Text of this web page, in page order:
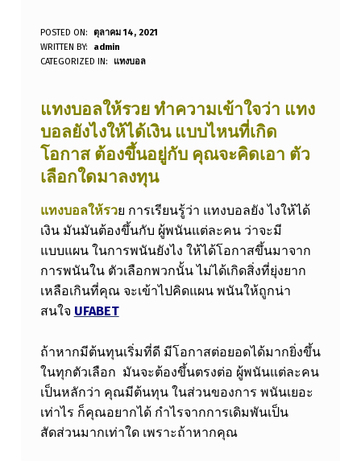
แ
ท
บ
อ
ล
ห้
ร
ว
ย
ร
ว
ม
สุ
ด
POSTED ON:
ตุลาคม 14, 2021
WRITTEN BY:
admin
CATEGORIZED IN:
แทงบอล
แทงบอลให้รวย ทำความเข้าใจว่า แทง
บอลยังไงให้ได้เงิน แบบไหนที่เกิด
โอกาส ต้องขึ้นอยู่กับ คุณจะคิดเอา ตัว
เลือกใดมาลงทุน
แทงบอลให้รวย การเรียนรู้ว่า แทงบอลยัง ไงให้ได้
เงิน มันมันต้องขึ้นกับ ผู้พนันแต่ละคน ว่าจะมี
แบบแผน ในการพนันยังไง ให้ได้โอกาสขึ้นมาจาก
การพนันใน ตัวเลือกพวกนั้น ไม่ได้เกิดสิ่งที่ยุ่งยาก
เหลือเกินที่คุณ จะเข้าไปคิดแผน พนันให้ถูกน่า
สนใจ UFABET
ถ้าหากมีต้นทุนเริ่มที่ดี มีโอกาสต่อยอดได้มากยิ่งขึ้น
ในทุกตัวเลือก มันจะต้องขึ้นตรงต่อ ผู้พนันแต่ละคน
เป็นหลักว่า คุณมีต้นทุน ในส่วนของการ พนันเยอะ
เท่าไร ก็คุณอยากได้ กำไรจากการเดิมพันเป็น
สัดส่วนมากเท่าใด เพราะถ้าหากคุณ